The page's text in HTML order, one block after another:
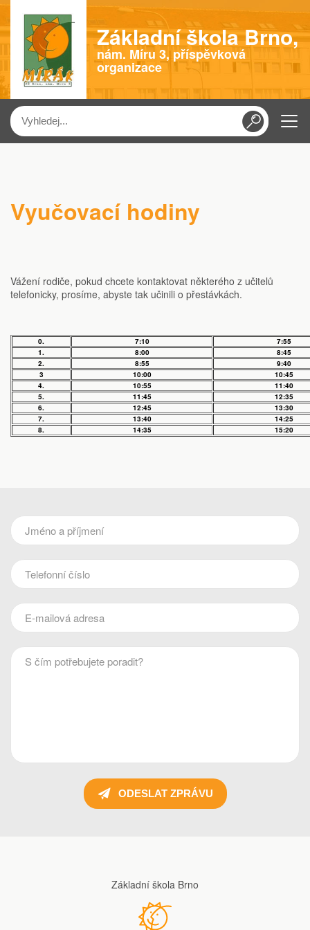
Základní škola Brno,
nám. Míru 3, příspěvková
organizace
Menu
Vyučovací hodiny
Vážení rodiče, pokud chcete kontaktovat některého z učitelů
telefonicky, prosíme, abyste tak učinili o přestávkách.
0. 7:10
7:55
1.
8:00
8:45
2.
8:55
9:40
3
10:00
10:45
4.
10:55
11:40
5.
11:45
12:35
6.
12:45
13:30
7.
13:40
14:25
8.
14:35 15:20
ODESLAT ZPRÁVU
Základní škola Brno